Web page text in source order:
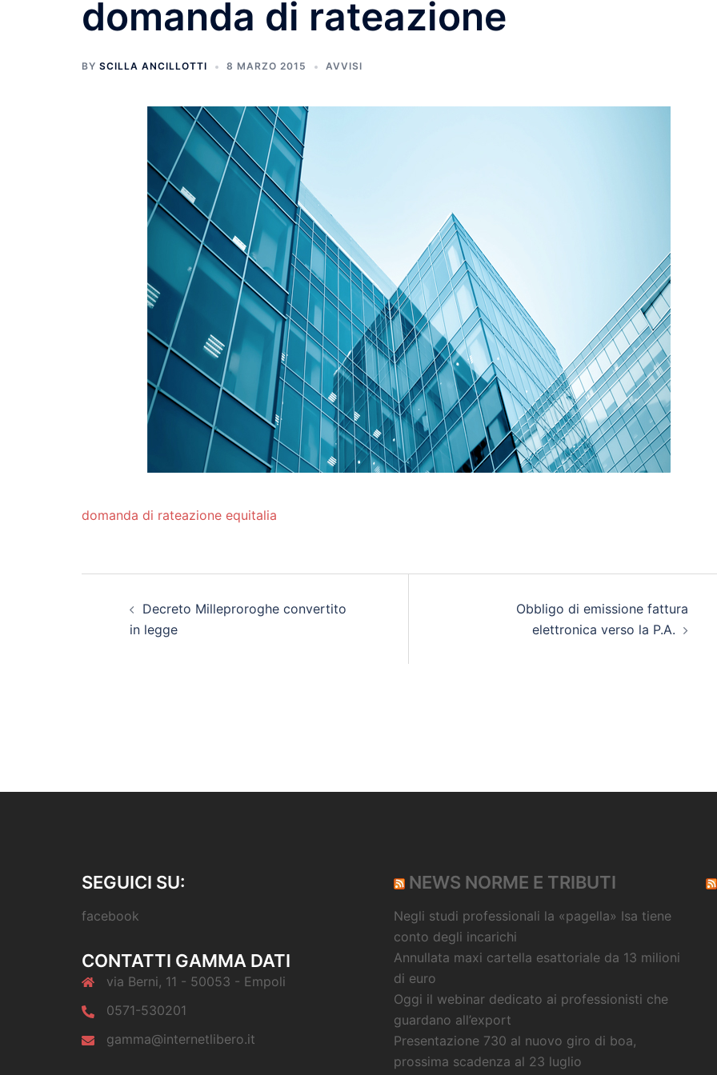
domanda di rateazione
BY SCILLA ANCILLOTTI 8 MARZO 2015 AVVISI
domanda di rateazione equitalia
navigation
Decreto Milleproroghe convertito
in legge
Obbligo di emissione fattura
elettronica verso la P.A.
SEGUICI SU:
facebook
CONTATTI GAMMA DATI
via Berni, 11 - 50053 - Empoli
0571-530201
gamma@internetlibero.it
NEWS NORME E TRIBUTI
Negli studi professionali la «pagella» Isa tiene
conto degli incarichi
Annullata maxi cartella esattoriale da 13 milioni
di euro
Oggi il webinar dedicato ai professionisti che
guardano all’export
Presentazione 730 al nuovo giro di boa,
prossima scadenza al 23 luglio